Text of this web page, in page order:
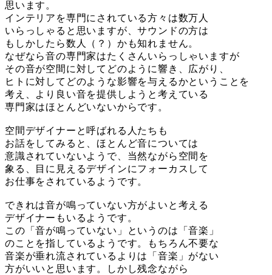
思います。
インテリアを専門にされている方々は数万人
いらっしゃると思いますが、サウンドの方は
もしかしたら数人（？）かも知れません。
なぜなら音の専門家はたくさんいらっしゃいますが
その音が空間に対してどのように響き、広がり、
ヒトに対してどのような影響を与えるかということを
考え、より良い音を提供しようと考えている
専門家はほとんどいないからです。
空間デザイナーと呼ばれる人たちも
お話をしてみると、ほとんど音については
意識されていないようで、当然ながら空間を
象る、目に見えるデザインにフォーカスして
お仕事をされているようです。
できれは音が鳴っていない方がよいと考える
デザイナーもいるようです。
この「音が鳴っていない」というのは「音楽」
のことを指しているようです。もちろん不要な
音楽が垂れ流されているよりは「音楽」がない
方がいいと思います。しかし残念ながら